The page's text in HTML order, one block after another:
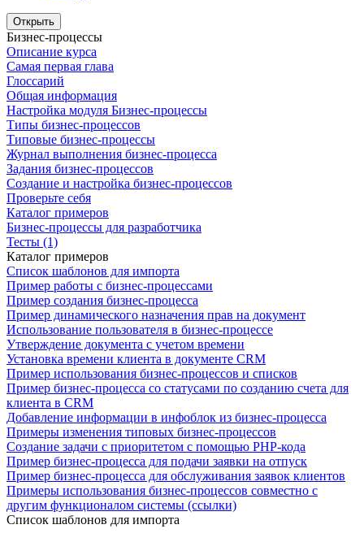
Открыть
Бизнес-процессы
Описание курса
Самая первая глава
Глоссарий
Общая информация
Настройка модуля Бизнес-процессы
Типы бизнес-процессов
Типовые бизнес-процессы
Журнал выполнения бизнес-процесса
Задания бизнес-процессов
Создание и настройка бизнес-процессов
Проверьте себя
Каталог примеров
Бизнес-процессы для разработчика
Тесты (1)
Каталог примеров
Список шаблонов для импорта
Пример работы с бизнес-процессами
Пример создания бизнес-процесса
Пример динамического назначения прав на документ
Использование пользователя в бизнес-процессе
Утверждение документа с учетом времени
Установка времени клиента в документе CRM
Пример использования бизнес-процессов и списков
Пример бизнес-процесса со статусами по созданию счета для
клиента в CRM
Добавление информации в инфоблок из бизнес-процесса
Примеры изменения типовых бизнес-процессов
Создание задачи с приоритетом с помощью PHP-кода
Пример бизнес-процесса для подачи заявки на отпуск
Пример бизнес-процесса для обслуживания заявок клиентов
Примеры использования бизнес-процессов совместно с
другим функционалом системы (ссылки)
Список шаблонов для импорта